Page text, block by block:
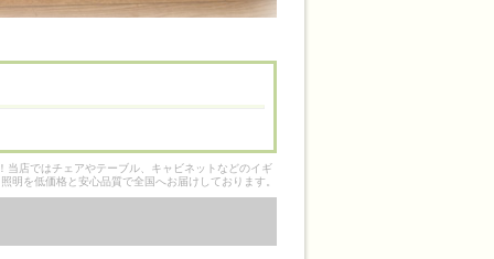
店ではチェアやテーブル、キャビネットなどのイギ
明を低価格と安心品質で全国へお届けしております。